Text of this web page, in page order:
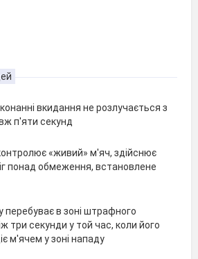
вкидання не розлучається з
п'яти секунд
«живий» м'яч, здійснює
понад обмеження, встановлене
перебуває в зоні штрафного
три секунди у той час, коли його
м'ячем у зоні нападу